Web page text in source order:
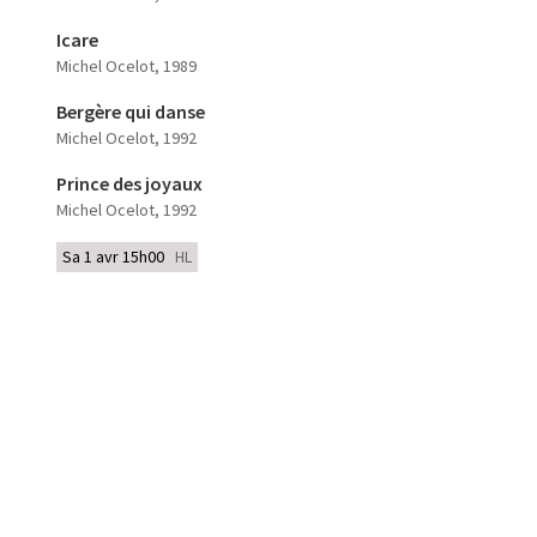
Icare
Michel Ocelot, 1989
Bergère qui danse
Michel Ocelot, 1992
Prince des joyaux
Michel Ocelot, 1992
Sa 1 avr 15h00 HL